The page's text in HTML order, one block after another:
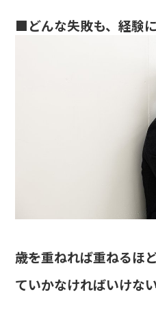
■どんな失敗も、経験
――歳を重ねれば重ねる
ていかなければいけない